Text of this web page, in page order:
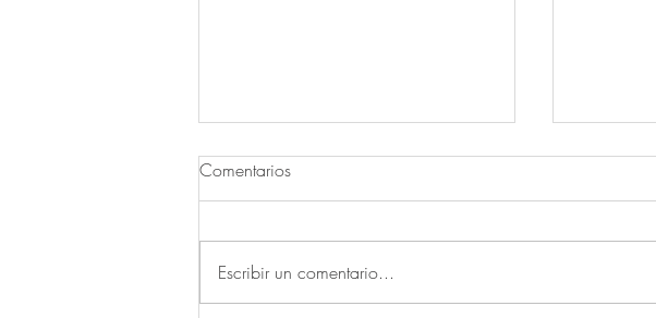
Comentarios
Escribir un comentario...